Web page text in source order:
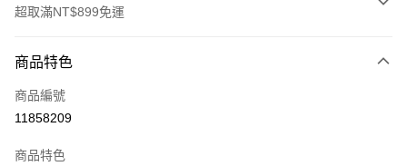
超取滿NT$899免運
信用卡一次付款
信用卡分期付款
商品特色
商品編號
11858209
商品特色